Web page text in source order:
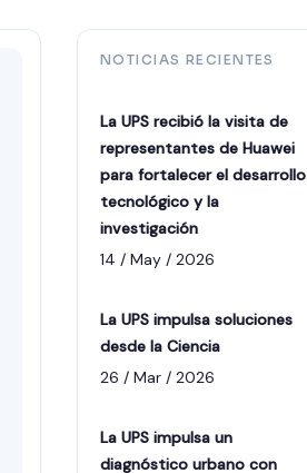
NOTICIAS RECIENTES
La UPS recibió la visita de
representantes de Huawei
para fortalecer el desarrollo
tecnológico y la
investigación
14 / May / 2026
La UPS impulsa soluciones
desde la Ciencia
26 / Mar / 2026
La UPS impulsa un
diagnóstico urbano con